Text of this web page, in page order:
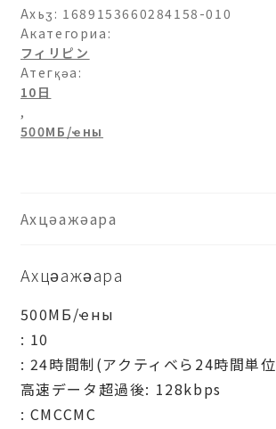
ン-500МБ/
日-10
日
ашәагаа
Ахьӡ: 1689153660284158-010
Акатегориа:
フィリピン
Атегқәа:
10日
,
500МБ/ҽны
Ахцәажәара
Ахцәажәара
500МБ/ҽны
: 10
: 24時間制(アクティベら24時間単
高速データ超過後: 128kbps
: СМССМС